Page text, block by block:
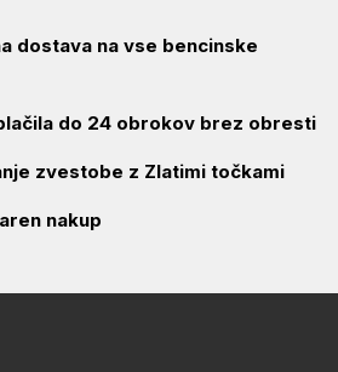
dostava na vse bencinske
do 24 obrokov brez obresti
zvestobe z Zlatimi točkami
nakup